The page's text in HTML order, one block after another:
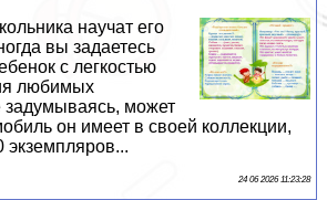
научат его
вы задаетесь
с легкостью
любимых
задумываясь, может
он имеет в своей коллекции,
24 06 2026 11:23:28